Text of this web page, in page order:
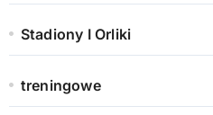
Stadiony I Orliki
treningowe